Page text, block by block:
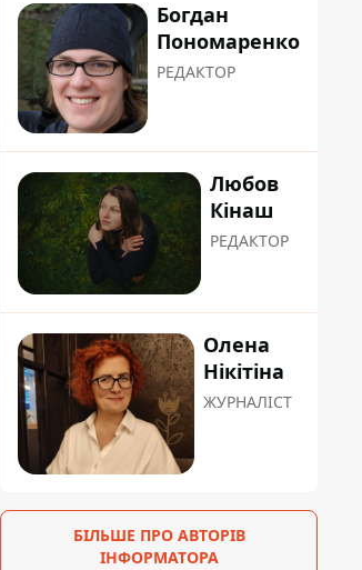
Богдан
Пономаренко
РЕДАКТОР
Любов
Кінаш
РЕДАКТОР
Олена
Нікітіна
ЖУРНАЛІСТ
БІЛЬШЕ ПРО АВТОРІВ
ІНФОРМАТОРА